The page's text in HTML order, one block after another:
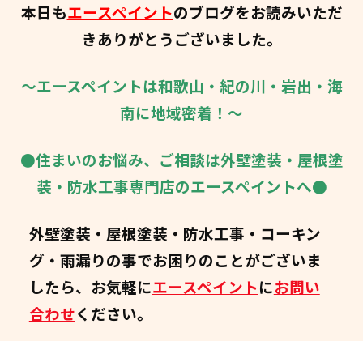
本日もエースペイントのブログをお読みいただ
きありがとうございました。
～エースペイントは和歌山・紀の川・岩出・海
南に地域密着！～
●住まいのお悩み、ご相談は外壁塗装・屋根塗
装・防水工事専門店のエースペイントへ●
外壁塗装・屋根塗装・防水工事・コーキン
グ・雨漏りの事でお困りのことがございま
したら、お気軽にエースペイントにお問い
合わせください。